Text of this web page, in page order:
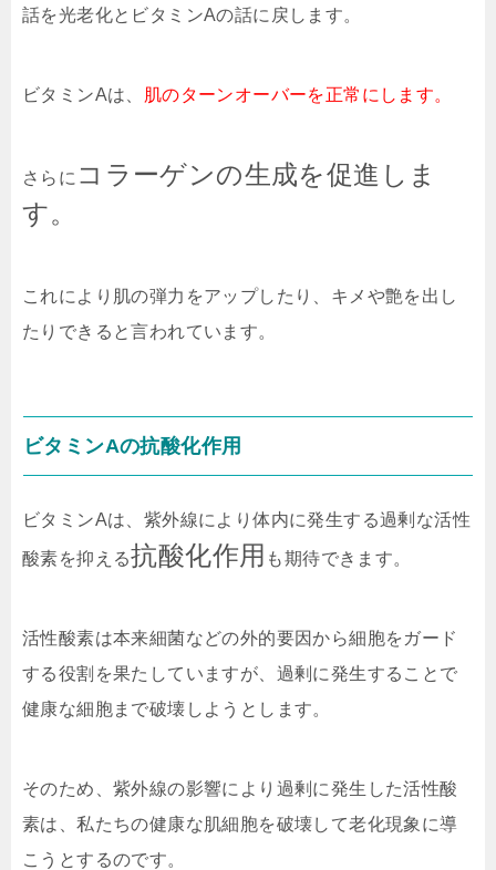
話を光老化とビタミンAの話に戻します。
ビタミンAは、 肌のターンオーバーを正常にします。
さらに コラーゲンの生成を促進しま
す。
これにより肌の弾力をアップしたり、キメや艶を出し
たりできると言われています。
ビタミンAの抗酸化作用
ビタミンAは、紫外線により体内に発生する過剰な活性
酸素を抑える抗酸化作用 も期待できます。
活性酸素は本来細菌などの外的要因から細胞をガード
する役割を果たしていますが、過剰に発生することで
健康な細胞まで破壊しようとします。
そのため、紫外線の影響により過剰に発生した活性酸
素は、私たちの健康な肌細胞を破壊して老化現象に導
こうとするのです。